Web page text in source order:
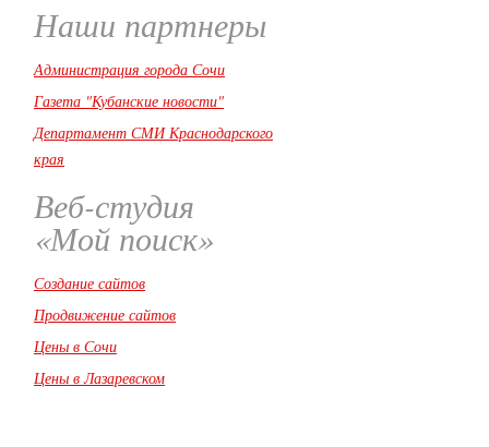
Наши партнеры
Администрация города Сочи
Газета "Кубанские новости"
Департамент СМИ Краснодарского
края
Веб-студия
«Мой поиск»
Создание сайтов
Продвижение сайтов
Цены в Сочи
Цены в Лазаревском